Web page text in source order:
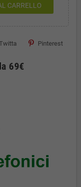
CARRELLO
Pinterest
69€